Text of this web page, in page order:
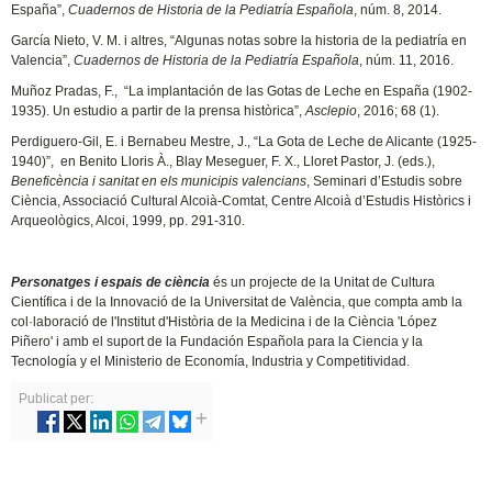
España”,Cuadernos de Historia de la Pediatría Española, núm. 8, 2014.
García Nieto, V. M. i altres, “Algunas notas sobre la historia de la pediatría en
Valencia”,Cuadernos de Historia de la Pediatría Española , núm. 11, 2016.
Muñoz Pradas, F., “La implantación de las Gotas de Leche en España (1902-
1935). Un estudio a partir de la prensa històrica”,Asclepio , 2016; 68 (1).
Perdiguero-Gil, E. i Bernabeu Mestre, J., “La Gota de Leche de Alicante (1925-
1940)”, en Benito Lloris À., Blay Meseguer, F. X., Lloret Pastor, J. (eds.),
Beneficència i sanitat en els municipis valencians , Seminari d’Estudis sobre
Ciència, Associació Cultural Alcoià-Comtat, Centre Alcoià d’Estudis Històrics i
Arqueològics, Alcoi, 1999, pp. 291-310.
Personatges i espais de ciència és un projecte de la Unitat de Cultura
Científica i de la Innovació de la Universitat de València, que compta amb la
col·laboració de l'Institut d'Història de la Medicina i de la Ciència 'López
Piñero' i amb el suport de la Fundación Española para la Ciencia y la
Tecnología y el Ministerio de Economía, Industria y Competitividad.
Publicat per: